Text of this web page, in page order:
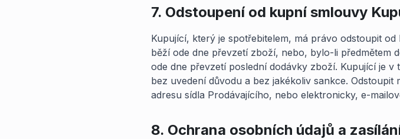
7. Odstoupení od kupní smlouvy
Kupující, který je spotřebitelem, má právo odstoupit
běží ode dne převzetí zboží, nebo, bylo-li předmětem
ode dne převzetí poslední dodávky zboží. Kupující je
bez uvedení důvodu a bez jakékoliv sankce.
adresu sídla Prodávajícího, nebo elektronicky, e-
8. Ochrana osobních údajů a